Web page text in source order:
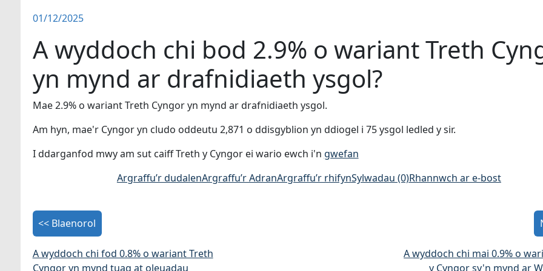
01/12/2025
A wyddoch chi bod 2.9% o wariant Treth
yn mynd ar drafnidiaeth ysgol?
Mae 2.9% o wariant Treth Cyngor yn mynd ar drafnidiaeth ysgol.
Am hyn, mae'r Cyngor yn cludo oddeutu 2,871 o ddisgyblion yn ddiogel i 75 ysgol ledled y sir.
I ddarganfod mwy am sut caiff Treth y Cyngor ei wario ewch i'n gwefan
Argraffu’r dudalenArgraffu’r AdranArgraffu’r rhifynSylwadau (0)Rhannwch ar e-bost
<< Blaenorol
A wyddoch chi fod 0.8% o wariant Treth
Cyngor yn mynd tuag at oleuadau
A wyddoch chi mai 0.9% o
y Cyngor sy'n mynd ar